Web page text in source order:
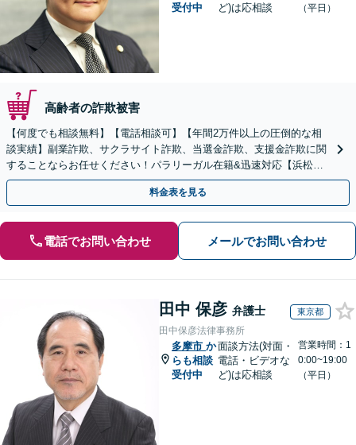
受付中
ど)は応相談
（平日）
高齢者の詐欺被害
【何度でも相談無料】【電話相談可】【年間2万件以上の圧倒的な相
談実績】副業詐欺、サクラサイト詐欺、当選金詐欺、支援金詐欺に関
することならお任せください！パラリーガル在籍&迅速対応【浜松町
駅1分】※結婚詐欺・ロマンス詐欺に関するご相談はお断り
料金表を見る
電話でお問い合わせ メールでお問い合わせ
田中 保彦 弁護士 東京都
田中保彦法律事務所
多摩市 か
らも相談
受付中
面談方法(対面・
電話・ビデオな
ど)は応相談
営業時間：1
0:00~19:00
（平日）